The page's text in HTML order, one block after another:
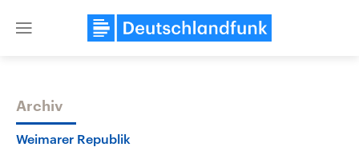
Close
Themen
Archiv
Weimarer Republik